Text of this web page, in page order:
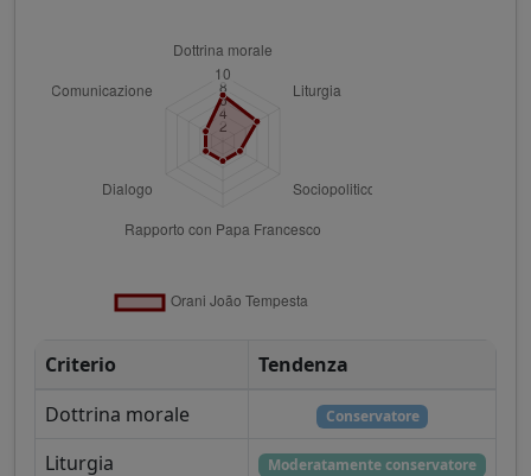
Criterio
Tendenza
Dottrina morale
Conservatore
Liturgia Moderatamente conservatore